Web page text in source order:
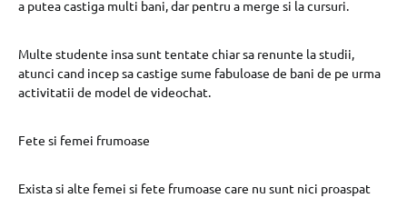
a putea castiga multi bani, dar pentru a merge si la cursuri.
Multe studente insa sunt tentate chiar sa renunte la studii,
atunci cand incep sa castige sume fabuloase de bani de pe urma
activitatii de model de videochat.
Fete si femei frumoase
Exista si alte femei si fete frumoase care nu sunt nici proaspat